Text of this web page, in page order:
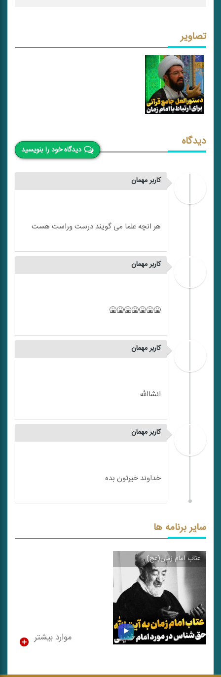
تصاویر
دیدگاه خود را بنویسید
دیدگاه
کاربر مهمان
کاربر مهمان
کاربر مهمان
کاربر مهمان
سایر برنامه ها
عتاب امام زمان(عج)\
موارد بیشتر